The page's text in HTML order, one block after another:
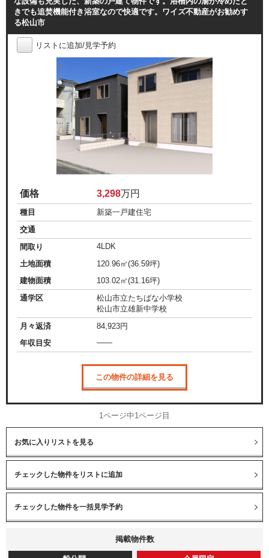
きでも追焚機能付き浴室なので快適です。ワイズ不動産がお勧めす
る松山市
リストに追加/見学予約
価格 3,298万円
種目
新築一戸建住宅
交通
間取り
4LDK
土地面積
120.96㎡(36.59坪)
建物面積
103.02㎡(31.16坪)
通学区
松山市立たちばな小学校
松山市立雄新中学校
月々返済
84,923円
年収目安
——
この物件の詳細を見る
1ページ中1ページ目
お気に入りリストを見る
掲載物件数